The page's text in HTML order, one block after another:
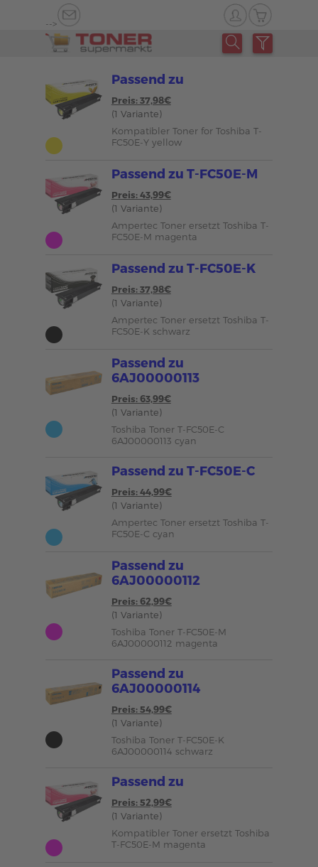
-->
Passend zu
Preis: 37,98€
(1 Variante)
Kompatibler Toner for Toshiba T-
FC50E-Y yellow
Passend zu T-FC50E-M
Preis: 43,99€
(1 Variante)
Ampertec Toner ersetzt Toshiba T-
FC50E-M magenta
Passend zu T-FC50E-K
Preis: 37,98€
(1 Variante)
Ampertec Toner ersetzt Toshiba T-
FC50E-K schwarz
Passend zu
6AJ00000113
Preis: 63,99€
(1 Variante)
Toshiba Toner T-FC50E-C
6AJ00000113 cyan
Passend zu T-FC50E-C
Preis: 44,99€
(1 Variante)
Ampertec Toner ersetzt Toshiba T-
FC50E-C cyan
Passend zu
6AJ00000112
Preis: 62,99€
(1 Variante)
Toshiba Toner T-FC50E-M
6AJ00000112 magenta
Passend zu
6AJ00000114
Preis: 54,99€
(1 Variante)
Toshiba Toner T-FC50E-K
6AJ00000114 schwarz
Passend zu
Preis: 52,99€
(1 Variante)
Kompatibler Toner ersetzt Toshiba
T-FC50E-M magenta